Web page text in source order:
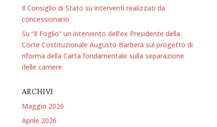
Il Consiglio di Stato su interventi realizzati da
concessionario
Su “Il Foglio” un intervento dell’ex Presidente della
Corte Costituzionale Augusto Barbera sul progetto di
riforma della Carta fondamentale sulla separazione
delle carriere
ARCHIVI
Maggio 2026
Aprile 2026